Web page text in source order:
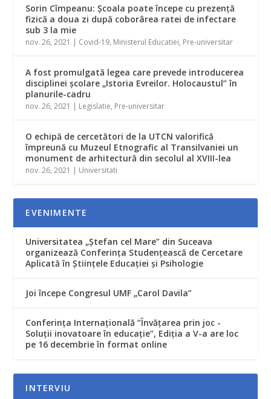
Sorin Cîmpeanu: Şcoala poate începe cu prezenţă
fizică a doua zi după coborârea ratei de infectare
sub 3 la mie
nov. 26, 2021 | Covid-19, Ministerul Educatiei, Pre-universitar
A fost promulgată legea care prevede introducerea
disciplinei şcolare „Istoria Evreilor. Holocaustul” în
planurile-cadru
nov. 26, 2021 | Legislatie, Pre-universitar
O echipă de cercetători de la UTCN valorifică
împreună cu Muzeul Etnografic al Transilvaniei un
monument de arhitectură din secolul al XVIII-lea
nov. 26, 2021 | Universitati
EVENIMENTE
Universitatea „Ștefan cel Mare” din Suceava
organizează Conferința Studențească de Cercetare
Aplicată în Științele Educației și Psihologie
Joi începe Congresul UMF „Carol Davila”
Conferința Internațională “Învățarea prin joc -
Soluții inovatoare în educație”, Ediția a V-a are loc
pe 16 decembrie în format online
INTERVIU